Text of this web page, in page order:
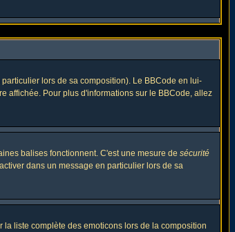
lors de sa composition). Le BBCode en lui-
affichée. Pour plus d'informations sur le BBCode, allez
balises fonctionnent. C'est une mesure de sécurité
dans un message en particulier lors de sa
liste complète des emoticons lors de la composition